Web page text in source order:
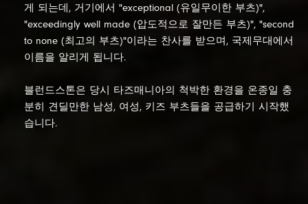
게 되는데, 거기에서 "exceptional (유일무이한 부츠)",
"exceedingly well made (압도적으로 잘만든 부츠)", "second
to none (최고의 부츠)"이라는 찬사를 받으며, 국제무대에서
이름을 알리게 됩니다.
블런드스톤은 당시 타즈매니아의 척박한 환경을 온종일 충
분히 견딜만한 남성, 여성, 키즈 부츠들을 공급하기 시작했
습니다.